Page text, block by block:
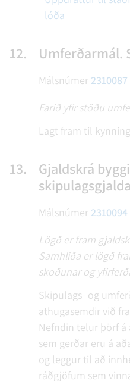
lóða
12. Umferðarmál.
Málsnúmer 2310087
Farið yfir stöðu
Lagt fram til
13.
Gjaldskrá
Málsnúmer 2310094
Lögð er fram
Samhliða er lögð
skoðunar og
Skipulags- og
athugasemdir við
Nefndin telur þörf
sem gerðar eru á
og leggur til að
ráðgjöfum sem